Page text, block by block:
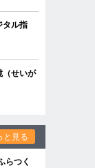
ル指
せいが
と見る
らつく